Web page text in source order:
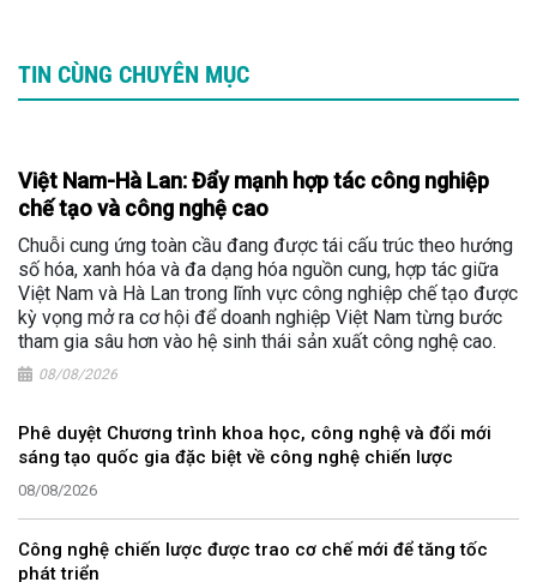
TIN CÙNG CHUYÊN MỤC
Việt Nam-Hà Lan: Đẩy mạnh hợp tác công nghiệp
chế tạo và công nghệ cao
Chuỗi cung ứng toàn cầu đang được tái cấu trúc theo hướng
số hóa, xanh hóa và đa dạng hóa nguồn cung, hợp tác giữa
Việt Nam và Hà Lan trong lĩnh vực công nghiệp chế tạo được
kỳ vọng mở ra cơ hội để doanh nghiệp Việt Nam từng bước
tham gia sâu hơn vào hệ sinh thái sản xuất công nghệ cao.
08/08/2026
Phê duyệt Chương trình khoa học, công nghệ và đổi mới
sáng tạo quốc gia đặc biệt về công nghệ chiến lược
08/08/2026
Công nghệ chiến lược được trao cơ chế mới để tăng tốc
phát triển